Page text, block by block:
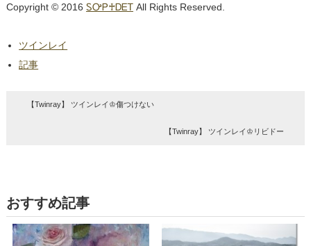
Copyright © 2016 ᏚᎤᏢ♰ᎠᎬᎢAll Rights Reserved.
ツインレイ
記事
【Twinray】 ツインレイ♔傷つけない
【Twinray】 ツインレイ♔リビドー
おすすめ記事